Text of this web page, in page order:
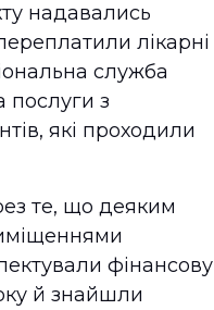
надавались
лікарні
служба
послуги з
які проходили
те, що деяким
фінансову
й знайшли